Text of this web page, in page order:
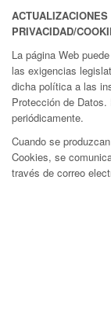
PRIVACIDAD/
La página Web
las exigencias
dicha política a las
Protección de
periódicamente.
Cuando se
Cookies, se
través de correo